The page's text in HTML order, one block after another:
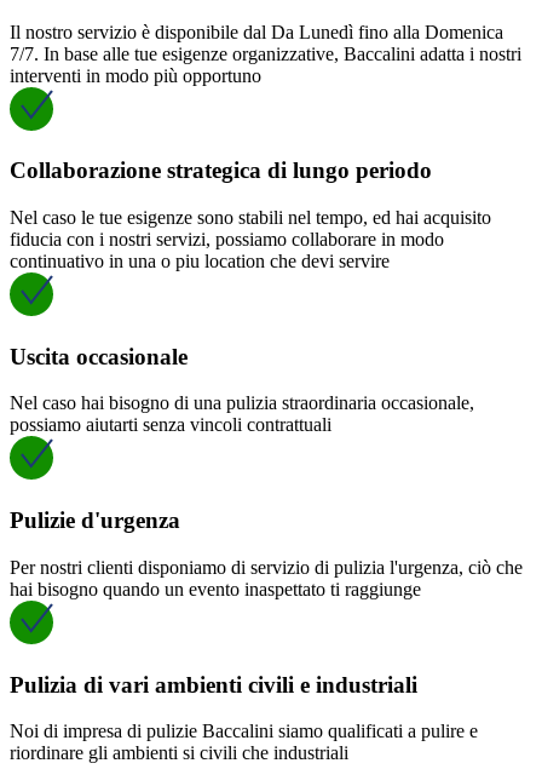
Il nostro servizio è disponibile dal Da Lunedì fino alla Domenica
7/7. In base alle tue esigenze organizzative, Baccalini adatta i nostri
interventi in modo più opportuno
Collaborazione strategica di lungo periodo
Nel caso le tue esigenze sono stabili nel tempo, ed hai acquisito
fiducia con i nostri servizi, possiamo collaborare in modo
continuativo in una o piu location che devi servire
Uscita occasionale
Nel caso hai bisogno di una pulizia straordinaria occasionale,
possiamo aiutarti senza vincoli contrattuali
Pulizie d'urgenza
Per nostri clienti disponiamo di servizio di pulizia l'urgenza, ciò che
hai bisogno quando un evento inaspettato ti raggiunge
Pulizia di vari ambienti civili e industriali
Noi di impresa di pulizie Baccalini siamo qualificati a pulire e
riordinare gli ambienti si civili che industriali